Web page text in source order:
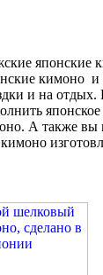
японские
кимоно и
и на
А также вы